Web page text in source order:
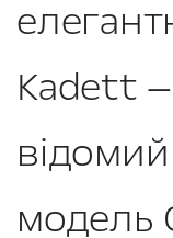
Kadett
модель